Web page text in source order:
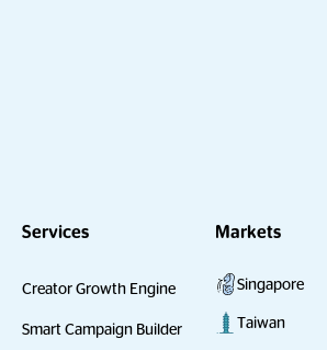
Services
Creator Growth Engine
Smart Campaign Builder
Markets
Singapore
Taiwan